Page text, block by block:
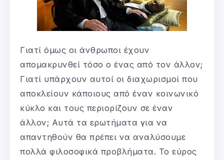
Γιατί όμως οι άνθρωποι έχουν
απομακρυνθεί τόσο ο ένας από τον άλλον;
Γιατί υπάρχουν αυτοί οι διαχωρισμοί που
αποκλείουν κάποιους από έναν κοινωνικό
κύκλο και τους περιορίζουν σε έναν
άλλον; Αυτά τα ερωτήματα για να
απαντηθούν θα πρέπει να αναλύσουμε
πολλά φιλοσοφικά προβλήματα. Το εύρος